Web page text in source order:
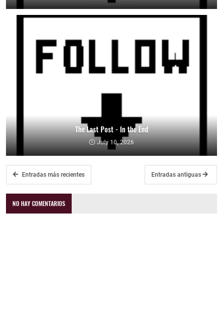
The Last Post - In the End
July 10, 2026
Entradas más recientes Entradas antiguas
NO HAY COMENTARIOS